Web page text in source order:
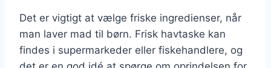
Det er vigtigt at vælge friske ingredienser, når
man laver mad til børn. Frisk havtaske kan
findes i supermarkeder eller fiskehandlere, og